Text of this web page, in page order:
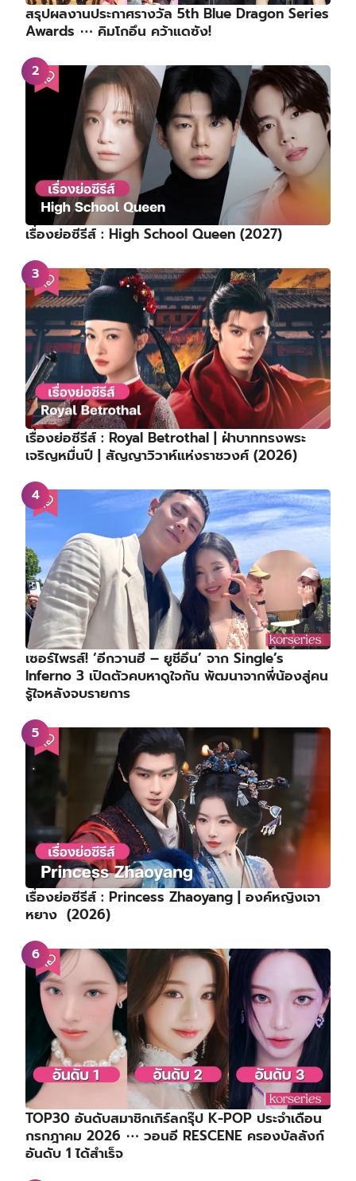
สรุปผลงานประกาศรางวัล 5th Blue Dragon Series
Awards ⋯ คิมโกอึน คว้าแดซัง!
เรื่องย่อซีรีส์ : High School Queen (2027)
เรื่องย่อซีรีส์ : Royal Betrothal | ฝ่าบาททรงพระ
เจริญหมื่นปี | สัญญาวิวาห์แห่งราชวงศ์ (2026)
เซอร์ไพรส์! ‘อีกวานฮี – ยูชีอึน’ จาก Single’s
Inferno 3 เปิดตัวคบหาดูใจกัน พัฒนาจากพี่น้องสู่คน
รู้ใจหลังจบรายการ
เรื่องย่อซีรีส์ : Princess Zhaoyang | องค์หญิงเจา
หยาง (2026)
TOP30 อันดับสมาชิกเกิร์ลกรุ๊ป K-POP ประจำเดือน
กรกฎาคม 2026 ⋯ วอนอี RESCENE ครองบัลลังก์
อันดับ 1 ได้สำเร็จ